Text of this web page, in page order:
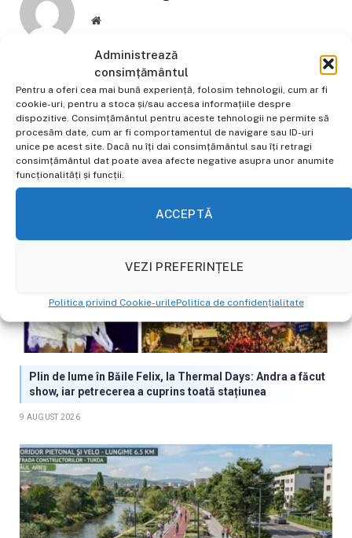
Administrează
consimțământul
Pentru a oferi cea mai bună experiență, folosim tehnologii, cum ar fi
cookie-uri, pentru a stoca și/sau accesa informațiile despre
dispozitive. Consimțământul pentru aceste tehnologii ne permite să
procesăm date, cum ar fi comportamentul de navigare sau ID-uri
unice pe acest site. Dacă nu îți dai consimțământul sau îți retragi
consimțământul dat poate avea afecte negative asupra unor anumite
funcționalități și funcții.
ACCEPTĂ
VEZI PREFERINȚELE
Politica privind Cookie-urilePolitica de confidențialitate
Website
Jurnalist pasionat de actualitate, cu
experiență în presa online din 2022.
ALTE STIRI
Plin de lume în Băile Felix, la Thermal Days: Andra a făcut
show, iar petrecerea a cuprins toată stațiunea
9 AUGUST 2026